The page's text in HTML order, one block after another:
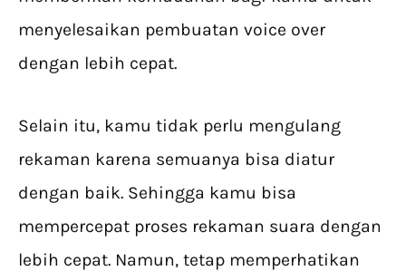
menyelesaikan pembuatan voice over
dengan lebih cepat.
Selain itu, kamu tidak perlu mengulang
rekaman karena semuanya bisa diatur
dengan baik. Sehingga kamu bisa
mempercepat proses rekaman suara dengan
lebih cepat. Namun, tetap memperhatikan